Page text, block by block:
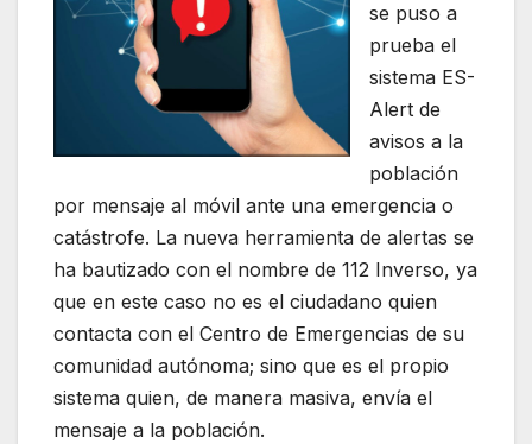
se puso a
prueba el
sistema ES-
Alert de
avisos a la
población
por mensaje al móvil ante una emergencia o
catástrofe. La nueva herramienta de alertas se
ha bautizado con el nombre de 112 Inverso, ya
que en este caso no es el ciudadano quien
contacta con el Centro de Emergencias de su
comunidad autónoma; sino que es el propio
sistema quien, de manera masiva, envía el
mensaje a la población.